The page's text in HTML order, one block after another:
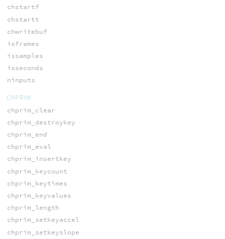
chstartf
chstartt
chwritebuf
isframes
issamples
isseconds
ninputs
CHPRIM
chprim_clear
chprim_destroykey
chprim_end
chprim_eval
chprim_insertkey
chprim_keycount
chprim_keytimes
chprim_keyvalues
chprim_length
chprim_setkeyaccel
chprim_setkeyslope